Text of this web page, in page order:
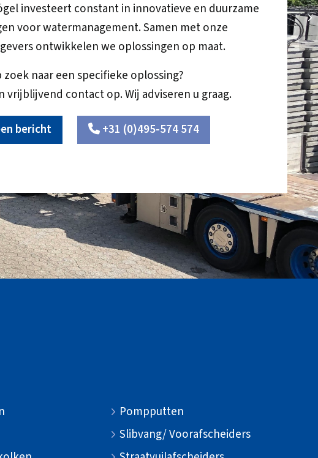
investeert constant in innovatieve en duurzame
voor watermanagement. Samen met onze
ontwikkelen we oplossingen op maat.
zoek naar een specifieke oplossing?
vrijblijvend contact op. Wij adviseren u graag.
bericht +31 (0)495-574 574
Pompputten
Slibvang/ Voorafscheiders